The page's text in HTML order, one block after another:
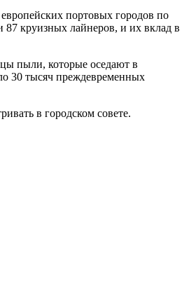
портовых городов по
круизных лайнеров, и их вклад в
пыли, которые оседают в
30 тысяч преждевременных
в городском совете.